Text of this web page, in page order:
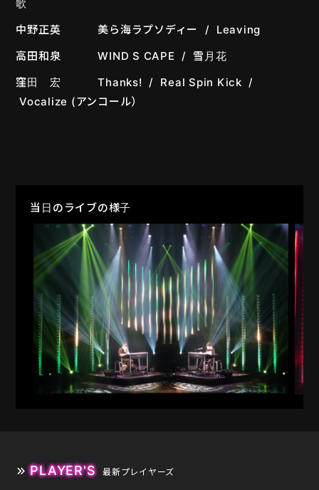
歌
中野正英 美ら海ラプソディー / Leaving
高田和泉 WIND S CAPE / 雪月花
窪田 宏 Thanks! / Real Spin Kick /
Vocalize (アンコール）
当日のライブの様子
PLAYER'S 最新プレイヤーズ